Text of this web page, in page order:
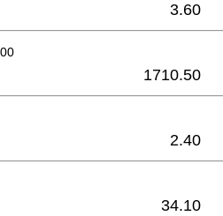
3.60
1710.50
2.40
34.10